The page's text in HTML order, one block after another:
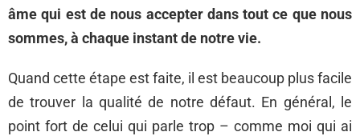
âme qui est de nous accepter dans tout ce que nous
sommes, à chaque instant de notre vie.
Quand cette étape est faite, il est beaucoup plus facile
de trouver la qualité de notre défaut. En général, le
point fort de celui qui parle trop – comme moi qui ai